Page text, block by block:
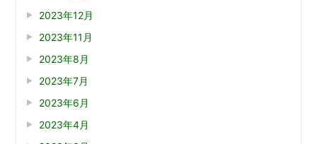
2023年12月
2023年11月
2023年8月
2023年7月
2023年6月
2023年4月